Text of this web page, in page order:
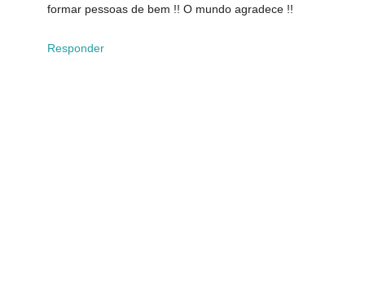
formar pessoas de bem !! O mundo agradece !!
Responder